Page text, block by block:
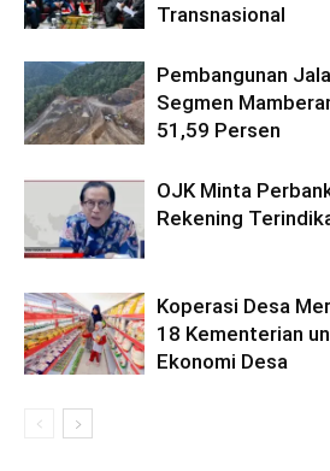
Transnasional
Pembangunan
Segmen
51,59 Persen
OJK Minta
Rekening
Koperasi Desa
18 Kementerian
Ekonomi Desa